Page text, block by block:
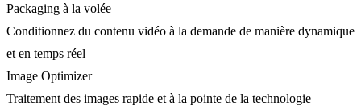
Packaging à la volée
Conditionnez du contenu vidéo à la demande de manière dynamique
et en temps réel
Image Optimizer
Traitement des images rapide et à la pointe de la technologie